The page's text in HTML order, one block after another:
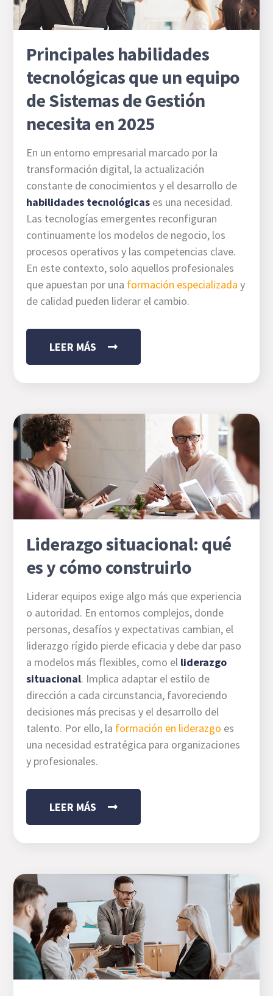
Principales habilidades
tecnológicas que un equipo
de Sistemas de Gestión
necesita en 2025
En un entorno empresarial marcado por la
transformación digital, la actualización
constante de conocimientos y el desarrollo de
habilidades tecnológicases una necesidad.
Las tecnologías emergentes reconfiguran
continuamente los modelos de negocio, los
procesos operativos y las competencias clave.
En este contexto, solo aquellos profesionales
que apuestan por una formación especializada y
de calidad pueden liderar el cambio.
LEER MÁS
Liderazgo situacional: qué
es y cómo construirlo
Liderar equipos exige algo más que experiencia
o autoridad. En entornos complejos, donde
personas, desafíos y expectativas cambian, el
liderazgo rígido pierde eficacia y debe dar paso
a modelos más flexibles, como el liderazgo
situacional. Implica adaptar el estilo de
dirección a cada circunstancia, favoreciendo
decisiones más precisas y el desarrollo del
talento. Por ello, la formación en liderazgo es
una necesidad estratégica para organizaciones
y profesionales.
LEER MÁS